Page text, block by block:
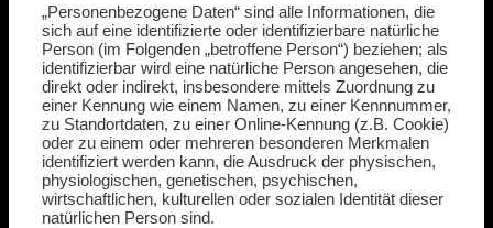
„Personenbezogene Daten“ sind alle Informationen, die
sich auf eine identifizierte oder identifizierbare natürliche
Person (im Folgenden „betroffene Person“) beziehen; als
identifizierbar wird eine natürliche Person angesehen, die
direkt oder indirekt, insbesondere mittels Zuordnung zu
einer Kennung wie einem Namen, zu einer Kennnummer,
zu Standortdaten, zu einer Online-Kennung (z.B. Cookie)
oder zu einem oder mehreren besonderen Merkmalen
identifiziert werden kann, die Ausdruck der physischen,
physiologischen, genetischen, psychischen,
wirtschaftlichen, kulturellen oder sozialen Identität dieser
natürlichen Person sind.